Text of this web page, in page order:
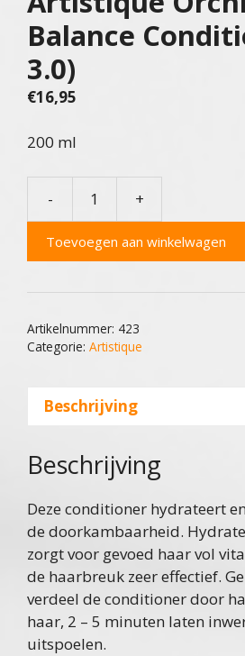
Balance
3.0)
€16,95
200 ml
-
Balance
(PH
+
Toevoegen aan winkelwagen
Artikelnummer: 423
Categorie: Artistique
Beschrijving
Beschrijving
Deze conditioner hydrateert
de doorkambaarheid.
zorgt voor gevoed haar vol
de haarbreuk zeer effectief.
verdeel de conditioner door
haar, 2 – 5 minuten laten
uitspoelen.